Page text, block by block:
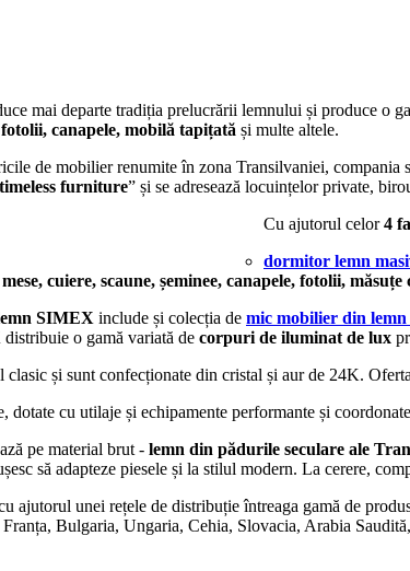
mai departe tradiția prelucrării lemnului și produce o
canapele, mobilă tapițată și multe altele.
de mobilier renumite în zona Transilvaniei, compania
timeless furniture” și se adresează locuințelor private,
Cu ajutorul celor4
dormitor lemn
cuiere, scaune, șeminee, canapele, fotolii,
SIMEX include și colecția de mic mobilier din lemn
distribuie o gamă variată de corpuri de iluminat de lux
clasic și sunt confecționate din cristal și aur de 24K.
dotate cu utilaje și echipamente performante și
pe material brut - lemn din pădurile seculare ale
să adapteze piesele și la stilul modern. La cerere,
ajutorul unei rețele de distribuție întreaga gamă de
Bulgaria, Ungaria, Cehia, Slovacia, Arabia